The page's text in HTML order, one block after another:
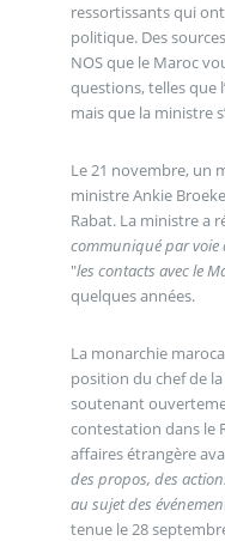
ressortissants qui
politique. Des
NOS que le Maroc
questions, telles que
mais que la ministre
Le 21 novembre, un
ministre Ankie
Rabat. La ministre a
communiqué par
"les contacts avec le
quelques années.
La monarchie
position du chef de
soutenant
contestation dans le
affaires étrangère
des propos, des
au sujet des
tenue le 28